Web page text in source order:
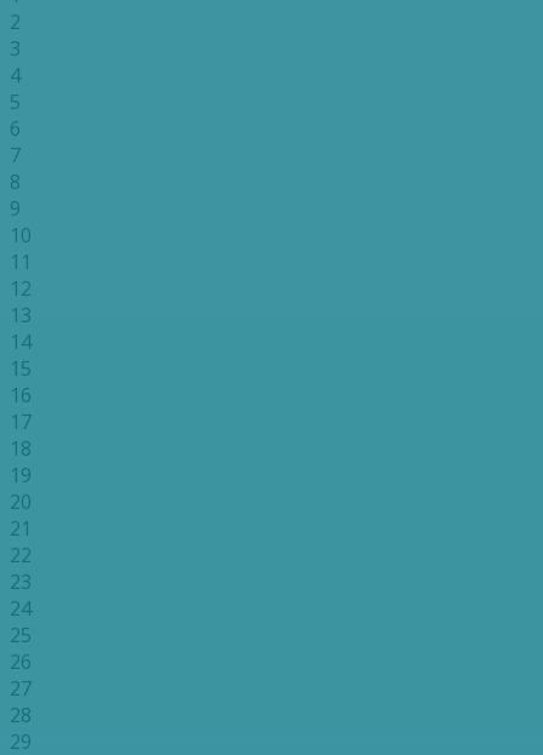
2
3
4
5
6
7
8
9
10
11
12
13
14
15
16
17
18
19
20
21
22
23
24
25
26
27
28
29